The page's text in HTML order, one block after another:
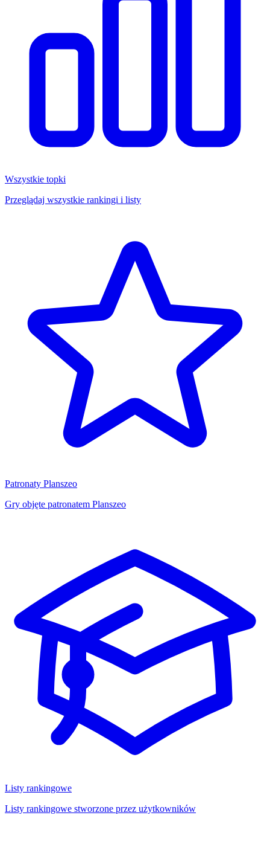
Wszystkie topki
Przeglądaj wszystkie rankingi i listy
Patronaty Planszeo
Gry objęte patronatem Planszeo
Listy rankingowe
Listy rankingowe stworzone przez użytkowników